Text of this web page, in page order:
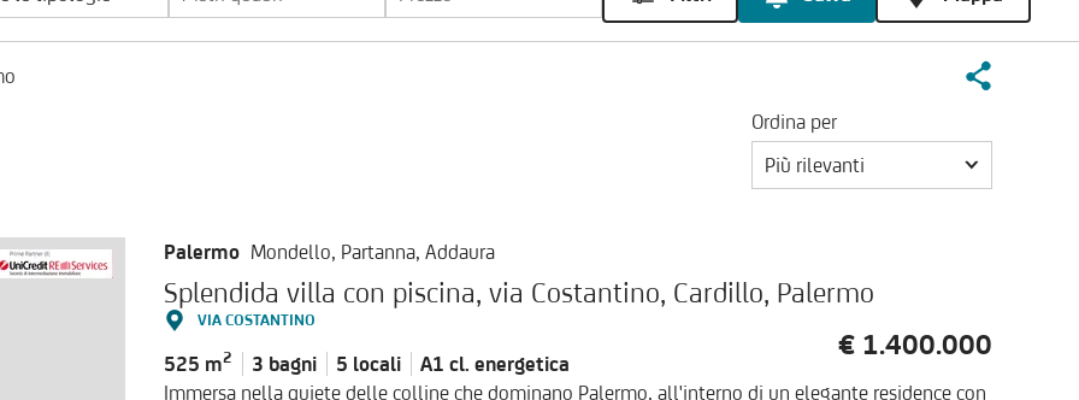
Ordina per
Più rilevanti
Palermo Mondello, Partanna, Addaura
Splendida villa con piscina, via Costantino, Cardillo, Palermo
VIA COSTANTINO
525 m2 3 bagni 5 locali A1 cl. energetica
€ 1.400.000
Immersa nella quiete delle colline che dominano Palermo, all'interno di un elegante residence con